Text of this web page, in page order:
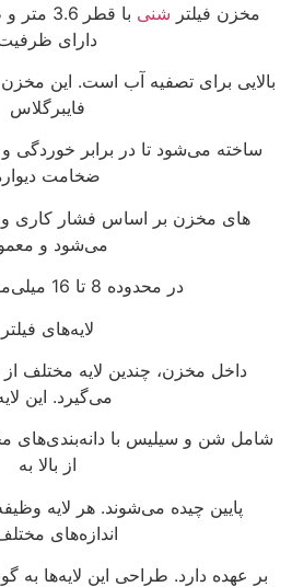
مخزن فیلتر شنی
دارای
بالایی برای تصفیه آب است. این
فایبرگلاس
ساخته می‌شود تا در برابر خوردگی
ضخامت
های مخزن بر اساس فشار کاری
می‌شود و
در محدوده 8 تا 16 میلی‌متر قرار دارد.
لایه‌های فیلتر
داخل مخزن، چندین لایه مختلف از
می‌گیرد. این
شامل شن و سیلیس با دانه‌بندی‌های
از بالا به
پایین چیده می‌شوند. هر لایه
اندازه‌های
بر عهده دارد. طراحی این لایه‌ها به